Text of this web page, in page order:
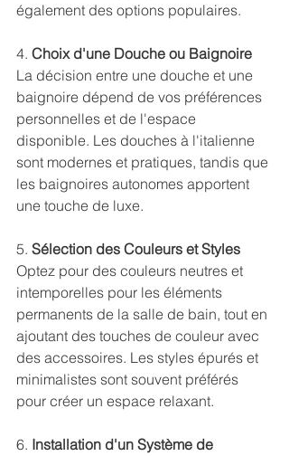
également des options populaires.
4. Choix d'une Douche ou Baignoire
La décision entre une douche et une
baignoire dépend de vos préférences
personnelles et de l'espace
disponible. Les douches à l'italienne
sont modernes et pratiques, tandis que
les baignoires autonomes apportent
une touche de luxe.
5. Sélection des Couleurs et Styles
Optez pour des couleurs neutres et
intemporelles pour les éléments
permanents de la salle de bain, tout en
ajoutant des touches de couleur avec
des accessoires. Les styles épurés et
minimalistes sont souvent préférés
pour créer un espace relaxant.
6. Installation d'un Système de